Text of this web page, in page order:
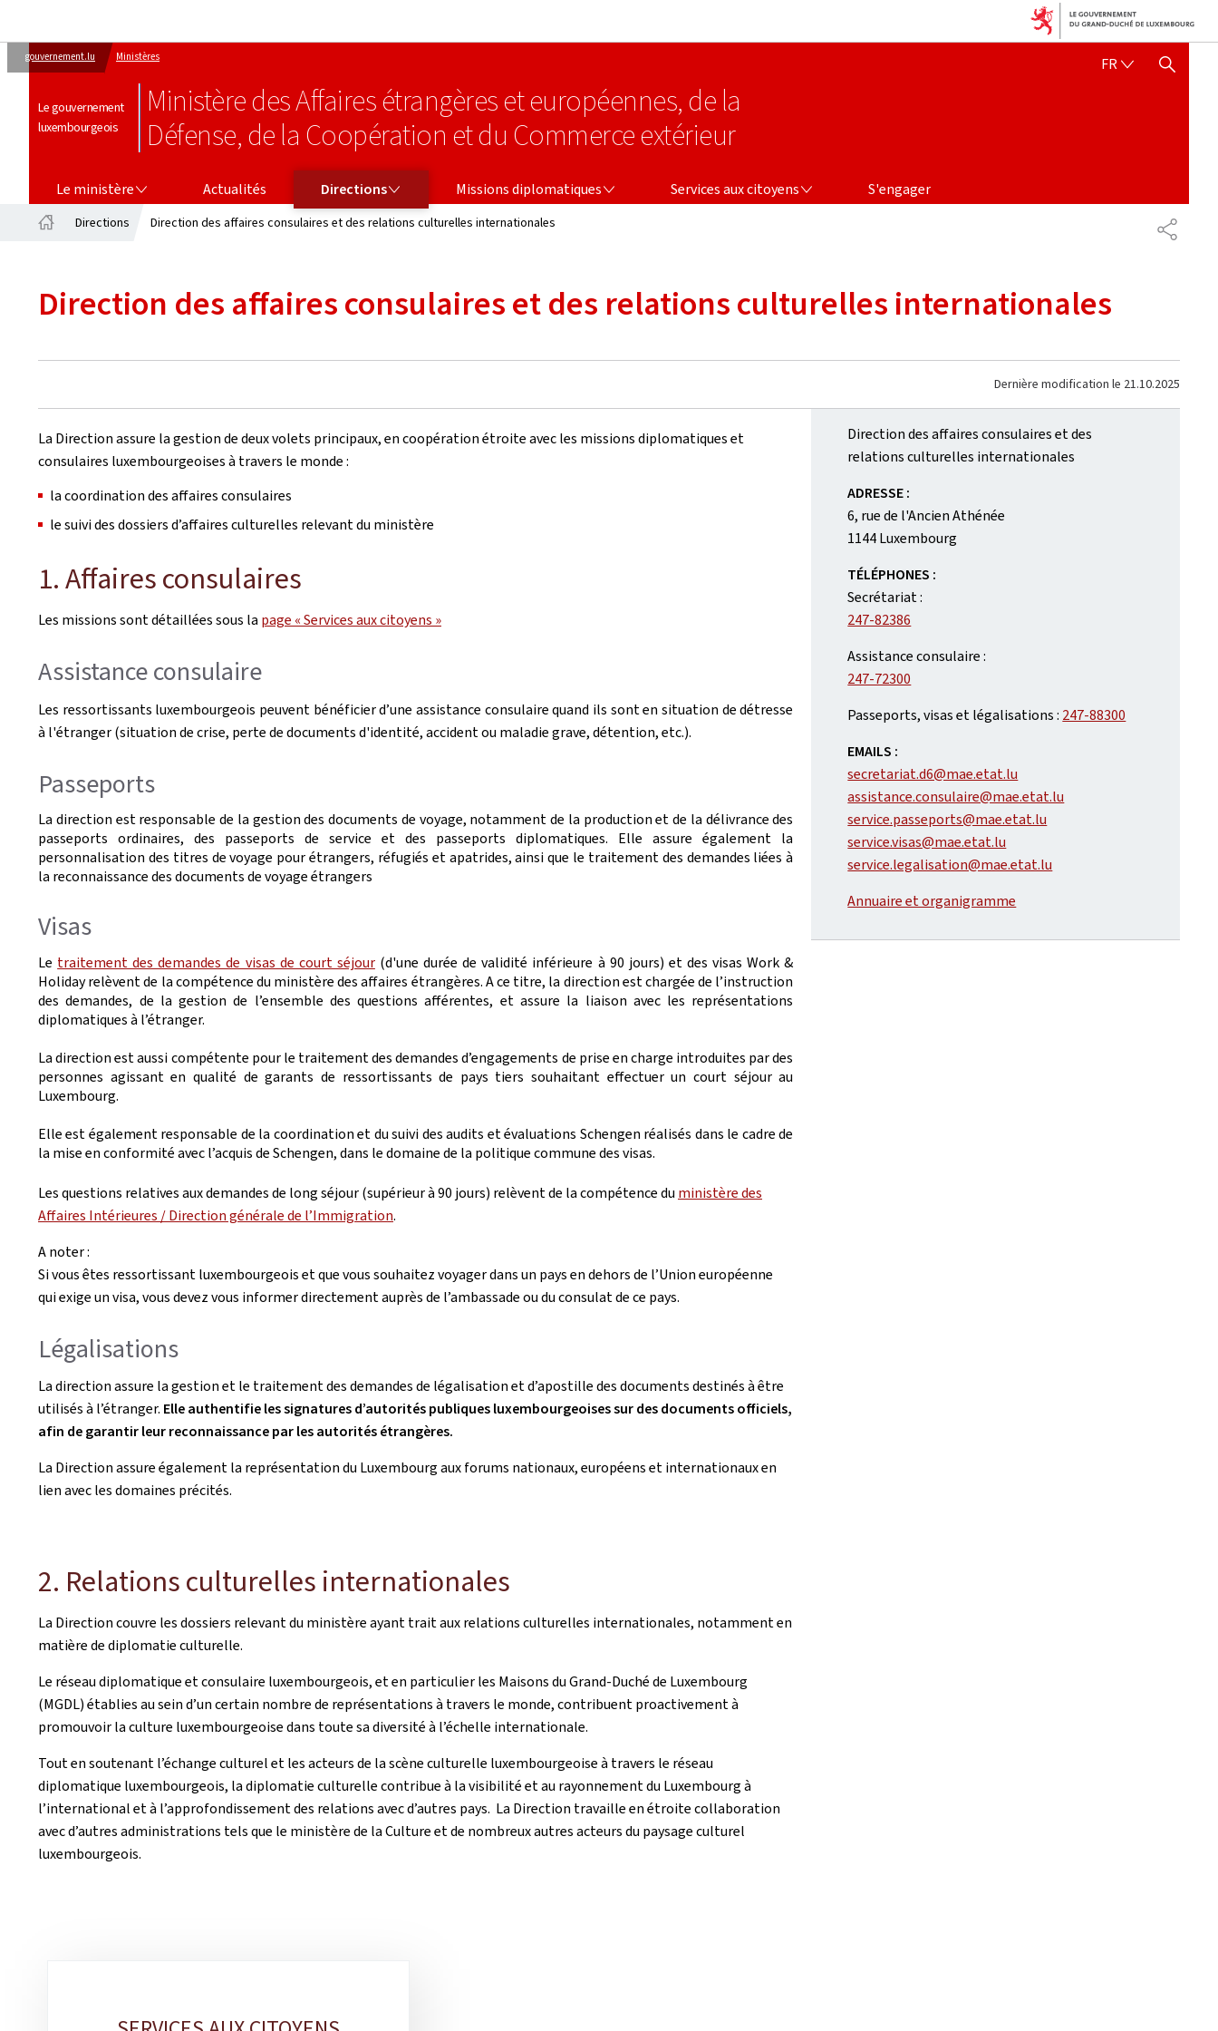
gouvernement.lu Ministères
Le gouvernement
luxembourgeois
Ministère des Affaires étrangères et européennes, de la
Défense, de la Coopération et du Commerce extérieur
FRFRANÇAIS
AFFICHER / MASQUER
Le ministère Actualités Directions Missions diplomatiques Services aux citoyens
S'engager
Directions Direction des affaires consulaires et des relations culturelles internationales
Direction des affaires consulaires et des relations culturelles internationales
Dernière modification le 21.10.2025
La Direction assure la gestion de deux volets principaux, en coopération étroite avec les missions diplomatiques et
consulaires luxembourgeoises à travers le monde :
la coordination des affaires consulaires
le suivi des dossiers d’affaires culturelles relevant du ministère
1. Affaires consulaires
Les missions sont détaillées sous la page « Services aux citoyens »
Assistance consulaire
Les ressortissants luxembourgeois peuvent bénéficier d’une assistance consulaire quand ils sont en situation de détresse
à l'étranger (situation de crise, perte de documents d'identité, accident ou maladie grave, détention, etc.).
Passeports
La direction est responsable de la gestion des documents de voyage, notamment de la production et de la délivrance des
passeports ordinaires, des passeports de service et des passeports diplomatiques. Elle assure également la
personnalisation des titres de voyage pour étrangers, réfugiés et apatrides, ainsi que le traitement des demandes liées à
la reconnaissance des documents de voyage étrangers
Visas
Le traitement des demandes de visas de court séjour(d'une durée de validité inférieure à 90 jours) et des visas Work &
Holiday relèvent de la compétence du ministère des affaires étrangères. A ce titre, la direction est chargée de l’instruction
des demandes, de la gestion de l’ensemble des questions afférentes, et assure la liaison avec les représentations
diplomatiques à l’étranger.
La direction est aussi compétente pour le traitement des demandes d’engagements de prise en charge introduites par des
personnes agissant en qualité de garants de ressortissants de pays tiers souhaitant effectuer un court séjour au
Luxembourg.
Elle est également responsable de la coordination et du suivi des audits et évaluations Schengen réalisés dans le cadre de
la mise en conformité avec l’acquis de Schengen, dans le domaine de la politique commune des visas.
Les questions relatives aux demandes de long séjour (supérieur à 90 jours) relèvent de la compétence du ministère des
Affaires Intérieures / Direction générale de l’Immigration.
A noter :
Si vous êtes ressortissant luxembourgeois et que vous souhaitez voyager dans un pays en dehors de l’Union européenne
qui exige un visa, vous devez vous informer directement auprès de l’ambassade ou du consulat de ce pays.
Légalisations
La direction assure la gestion et le traitement des demandes de légalisation et d’apostille des documents destinés à être
utilisés à l’étranger. Elle authentifie les signatures d’autorités publiques luxembourgeoises sur des documents officiels,
afin de garantir leur reconnaissance par les autorités étrangères.
La Direction assure également la représentation du Luxembourg aux forums nationaux, européens et internationaux en
lien avec les domaines précités.
2. Relations culturelles internationales
La Direction couvre les dossiers relevant du ministère ayant trait aux relations culturelles internationales, notamment en
matière de diplomatie culturelle.
Le réseau diplomatique et consulaire luxembourgeois, et en particulier les Maisons du Grand-Duché de Luxembourg
(MGDL) établies au sein d’un certain nombre de représentations à travers le monde, contribuent proactivement à
promouvoir la culture luxembourgeoise dans toute sa diversité à l’échelle internationale.
Tout en soutenant l’échange culturel et les acteurs de la scène culturelle luxembourgeoise à travers le réseau
diplomatique luxembourgeois, la diplomatie culturelle contribue à la visibilité et au rayonnement du Luxembourg à
l’international et à l’approfondissement des relations avec d’autres pays. La Direction travaille en étroite collaboration
avec d’autres administrations tels que le ministère de la Culture et de nombreux autres acteurs du paysage culturel
luxembourgeois.
Direction des affaires consulaires et des
relations culturelles internationales
ADRESSE :
6, rue de l'Ancien Athénée
1144 Luxembourg
TÉLÉPHONES :
Secrétariat :
247-82386
Assistance consulaire :
247-72300
Passeports, visas et légalisations : 247-88300
EMAILS :
secretariat.d6@mae.etat.lu
assistance.consulaire@mae.etat.lu
service.passeports@mae.etat.lu
service.visas@mae.etat.lu
service.legalisation@mae.etat.lu
Annuaire et organigramme